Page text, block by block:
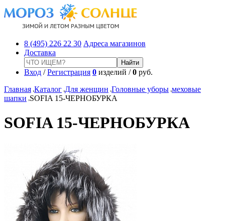
8 (495) 226 22 30 Адреса магазинов
Доставка
Вход /Регистрация 0 изделий /0 руб.
Главная Каталог Для женщин Головные уборы меховые
шапки SOFIA 15-ЧЕРНОБУРКА
SOFIA 15-ЧЕРНОБУРКА